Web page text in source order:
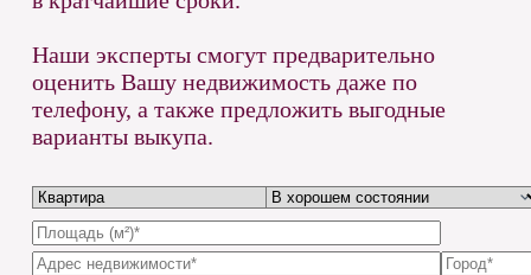
Наши эксперты смогут предварительно
оценить Вашу недвижимость даже по
телефону, а также предложить выгодные
варианты выкупа.